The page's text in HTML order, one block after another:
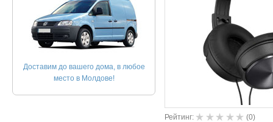
Доставим до вашего дома, в любое
место в Молдове!
Рейтинг: (0)